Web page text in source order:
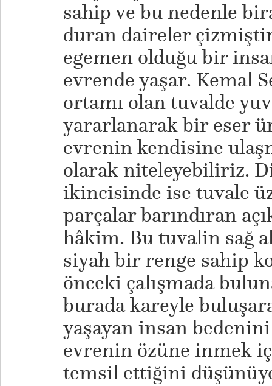
sahip ve bu nedenle
duran daireler
egemen olduğu bir
evrende yaşar. Kemal
ortamı olan tuvalde
yararlanarak bir eser
evrenin kendisine
olarak niteleyebiliriz.
ikincisinde ise tuvale
parçalar barındıran
hâkim. Bu tuvalin sağ
siyah bir renge sahip
önceki çalışmada
burada kareyle
yaşayan insan
evrenin özüne inmek
temsil ettiğini